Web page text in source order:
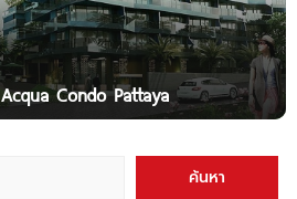
Condo Pattaya
ค้นหา